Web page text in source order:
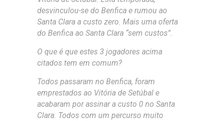
desvinculou-se do Benfica e rumou ao
Santa Clara a custo zero. Mais uma oferta
do Benfica ao Santa Clara “sem custos”.
O que é que estes 3 jogadores acima
citados tem em comum?
Todos passaram no Benfica, foram
emprestados ao Vitória de Setúbal e
acabaram por assinar a custo 0 no Santa
Clara. Todos com um percurso muito